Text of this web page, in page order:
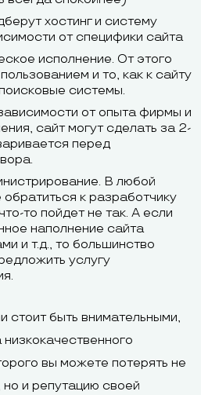
и
руб. в месяц
при
за год
2,99 долл. в
Visa и
Diners
Карты Visa и
PayPal, со
мобильного,
ДеньгиOnline
хостинг и систему
от специфики сайта
исполнение. От этого
и то, как к сайту
системы.
от опыта фирмы и
сайт могут сделать за 2-
перед
В любой
к разработчику
то пойдет не так. А если
наполнение сайта
и т.д., то большинство
услугу
стоит быть внимательными,
вы можете потерять не
но и репутацию своей